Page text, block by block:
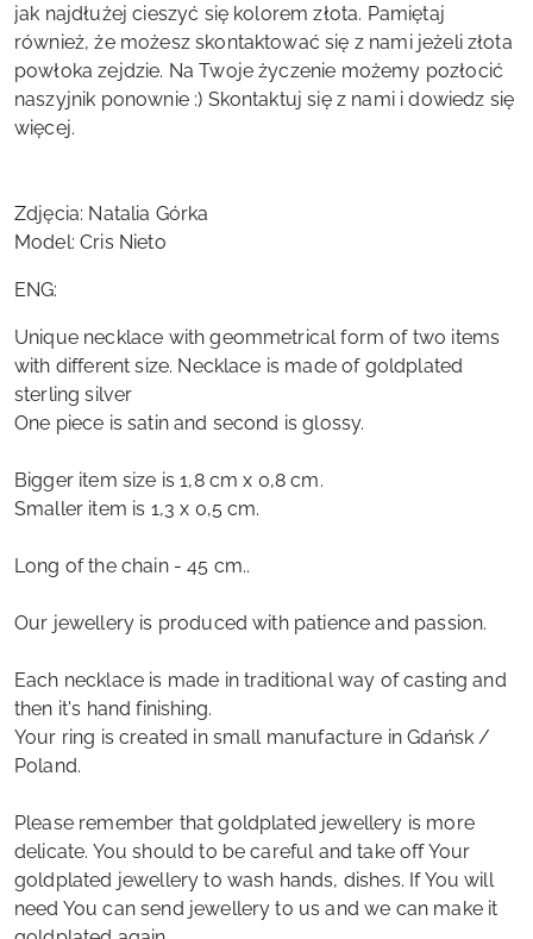
jak najdłużej cieszyć się kolorem złota. Pamiętaj
również, że możesz skontaktować się z nami jeżeli złota
powłoka zejdzie. Na Twoje życzenie możemy pozłocić
naszyjnik ponownie :) Skontaktuj się z nami i dowiedz się
więcej.
Zdjęcia: Natalia Górka
Model: Cris Nieto
ENG:
Unique necklace with geommetrical form of two items
with different size. Necklace is made of goldplated
sterling silver
One piece is satin and second is glossy.
Bigger item size is 1,8 cm x 0,8 cm.
Smaller item is 1,3 x 0,5 cm.
Long of the chain - 45 cm..
Our jewellery is produced with patience and passion.
Each necklace is made in traditional way of casting and
then it's hand finishing.
Your ring is created in small manufacture in Gdańsk /
Poland.
Please remember that goldplated jewellery is more
delicate. You should to be careful and take off Your
goldplated jewellery to wash hands, dishes. If You will
need You can send jewellery to us and we can make it